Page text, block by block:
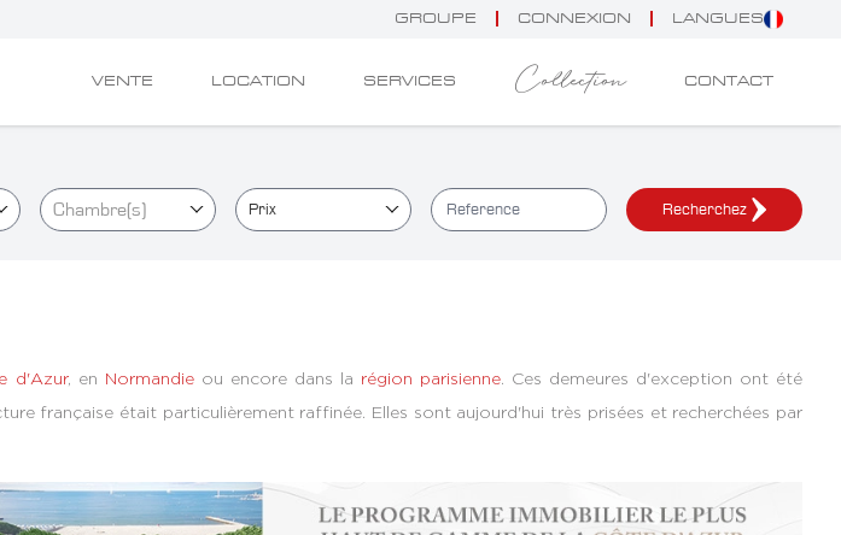
GROUPE CONNEXION LANGUES
VENTE LOCATION SERVICES Collection CONTACT
Chambre(s) Prix Recherchez
d'Azur, en Normandieou encore dans la région parisienne. Ces demeures d'exception ont été
française était particulièrement raffinée. Elles sont aujourd'hui très prisées et recherchées par